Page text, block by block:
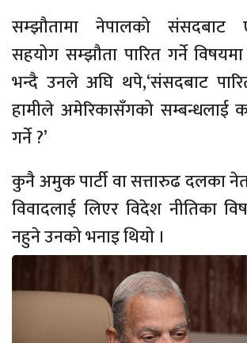
सम्झौतामा नेपालको संसदबाट
सहयोग सम्झौता पारित गर्ने
भन्दै उनले अघि थपे,‘संसदबाट
हामीले अमेरिकासँगको सम्बन्धलाई
गर्ने ?’
कुनै अमुक पार्टी वा सत्तारुढ दलका
विवादलाई लिएर विदेश नीतिका
नहुने उनको भनाइ थियो ।